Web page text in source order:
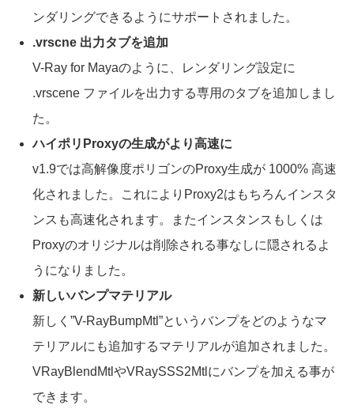
ンダリングできるようにサポートされました。
.vrscne 出力タブを追加
V-Ray for Mayaのように、レンダリング設定に
.vrscene ファイルを出力する専用のタブを追加しまし
た。
ハイポリProxyの生成がより高速に
v1.9では高解像度ポリゴンのProxy生成が 1000% 高速
化されました。これによりProxy2はもちろんインスタ
ンスも高速化されます。またインスタンスもしくは
Proxyのオリジナルは削除される事なしに隠されるよ
うになりました。
新しいバンプマテリアル
新しく”V-RayBumpMtl”というバンプをどのようなマ
テリアルにも追加するマテリアルが追加されました。
VRayBlendMtlやVRaySSS2Mtlにバンプを加える事が
できます。